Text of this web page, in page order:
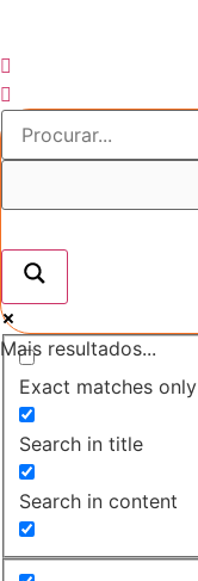
Mais resultados...
Exact matches only
Search in title
Search in content